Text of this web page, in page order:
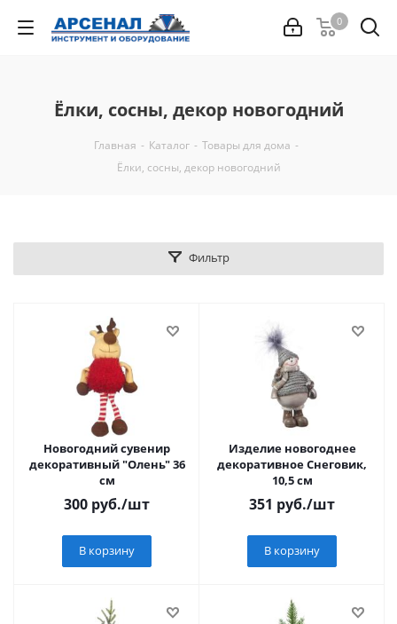
0
Ёлки, сосны, декор новогодний
Главная - Каталог - Товары для дома -
Ёлки, сосны, декор новогодний
Фильтр
Новогодний сувенир
декоративный "Олень" 36
см
300 руб./шт
В корзину
Изделие новогоднее
декоративное Снеговик,
10,5 см
351 руб./шт
В корзину